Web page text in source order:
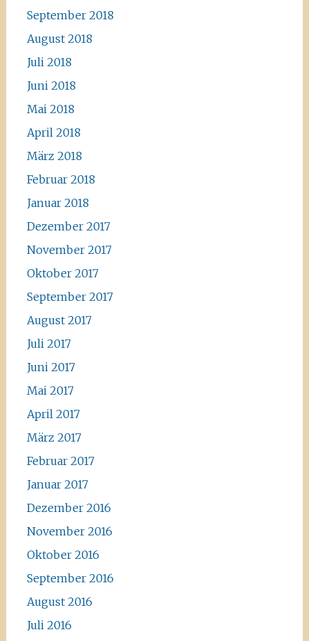
September 2018
August 2018
Juli 2018
Juni 2018
Mai 2018
April 2018
März 2018
Februar 2018
Januar 2018
Dezember 2017
November 2017
Oktober 2017
September 2017
August 2017
Juli 2017
Juni 2017
Mai 2017
April 2017
März 2017
Februar 2017
Januar 2017
Dezember 2016
November 2016
Oktober 2016
September 2016
August 2016
Juli 2016